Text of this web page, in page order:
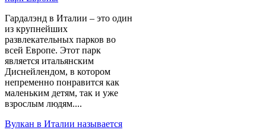
Гардалэнд в Италии – это один
из крупнейших
развлекательных парков во
всей Европе. Этот парк
является итальянским
Диснейлендом, в котором
непременно понравится как
маленьким детям, так и уже
взрослым людям....
Вулкан в Италии называется